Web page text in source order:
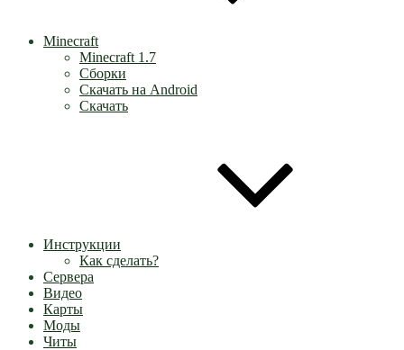
Minecraft
Minecraft 1.7
Сборки
Скачать на Android
Скачать
Инструкции
Как сделать?
Сервера
Видео
Карты
Моды
Читы